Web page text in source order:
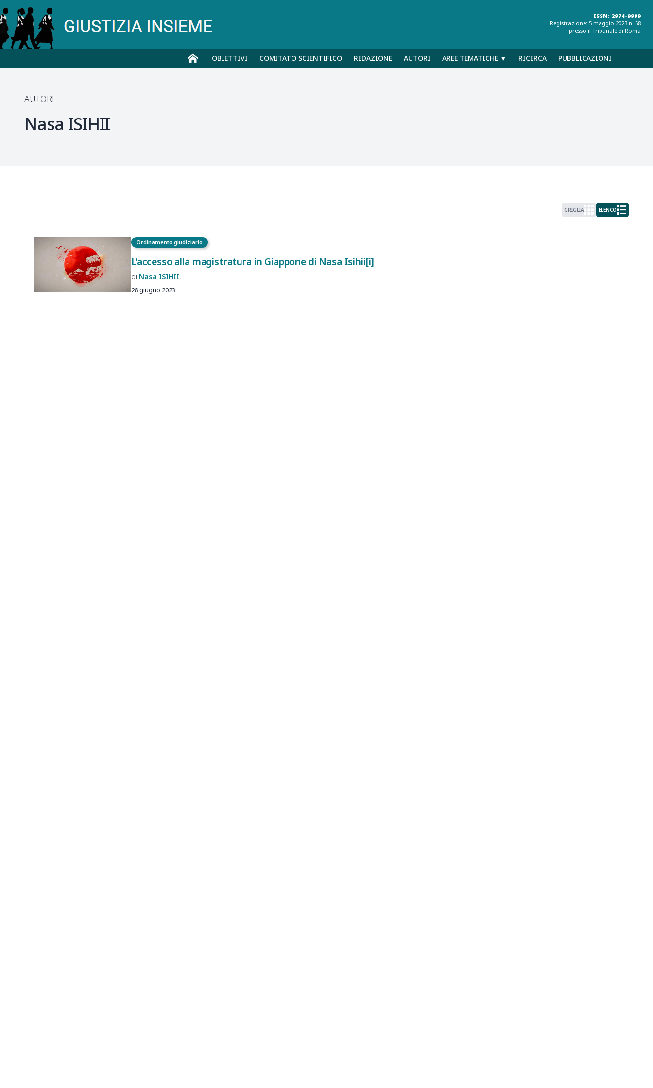
ISSN: 2974-9999
Registrazione: 5 maggio 2023 n. 68
presso il Tribunale di Roma
OBIETTIVI COMITATO SCIENTIFICO REDAZIONE AUTORI AREE TEMATICHE ▼ RICERCA PUBBLICAZIONI
AUTORE
Nasa ISIHII
GRIGLIA ELENCO
Ordinamento giudiziario
L’accesso alla magistratura in Giappone di Nasa Isihii[i]
Nasa ISIHII
28 giugno 2023